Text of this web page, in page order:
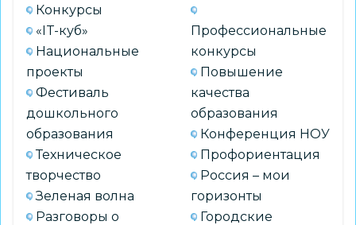
Конкурсы
«IT-куб»
Национальные
проекты
Фестиваль
дошкольного
образования
Техническое
творчество
Зеленая волна
Разговоры о
Профессиональные
конкурсы
Повышение
качества
образования
Конференция НОУ
Профориентация
Россия – мои
горизонты
Городские